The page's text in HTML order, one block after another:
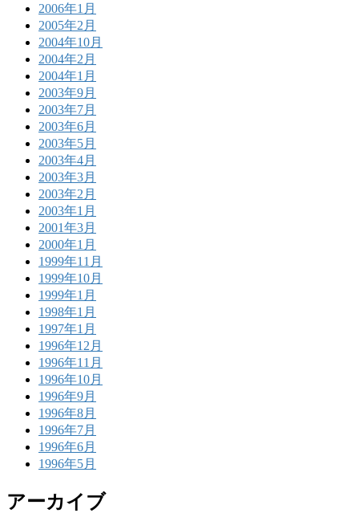
2006年1月
2005年2月
2004年10月
2004年2月
2004年1月
2003年9月
2003年7月
2003年6月
2003年5月
2003年4月
2003年3月
2003年2月
2003年1月
2001年3月
2000年1月
1999年11月
1999年10月
1999年1月
1998年1月
1997年1月
1996年12月
1996年11月
1996年10月
1996年9月
1996年8月
1996年7月
1996年6月
1996年5月
アーカイブ